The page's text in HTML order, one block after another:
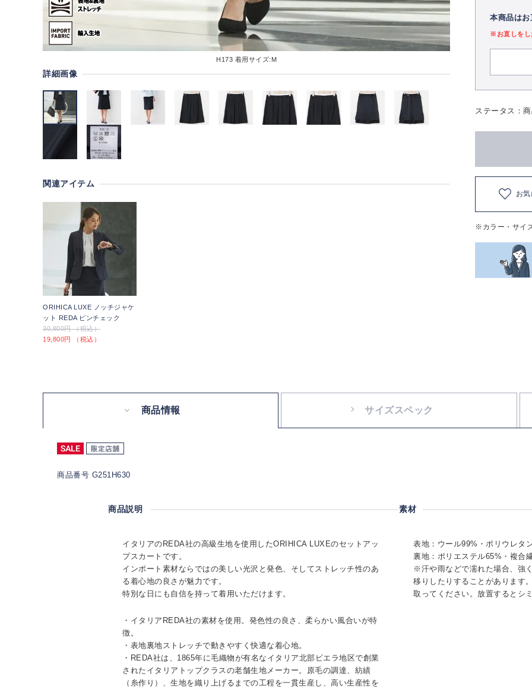
H173 着用サイズ:M
詳細画像
関連アイテム
ORIHICA LUXE ノッチジャケ
ット REDA ピンチェック
30,800円 （税込）
19,800円 （税込）
本商品はお
※お直しをし
ステータス：
お
※カラー・サイ
商品情報 サイズスペック
商品番号 G251H630
商品説明
イタリアのREDA社の高級生地を使用したORIHICA LUXEのセットアッ
プスカートです。
インポート素材ならではの美しい光沢と発色、そしてストレッチ性のあ
る着心地の良さが魅力です。
特別な日にも自信を持って着用いただけます。
・イタリアREDA社の素材を使用。発色性の良さ、柔らかい風合いが特
徴。
・表地裏地ストレッチで動きやすく快適な着心地。
・REDA社は、1865年に毛織物が有名なイタリア北部ビエラ地区で創業
されたイタリアトップクラスの老舗生地メーカー。原毛の調達、紡績
（糸作り）、生地を織り上げるまでの工程を一貫生産し、高い生産性を
素材
表地：ウール99%・ポリウレタ
裏地：ポリエステル65%・複合
※汗や雨などで濡れた場合、強
移りしたりすることがあります
取ってください。放置するとシ